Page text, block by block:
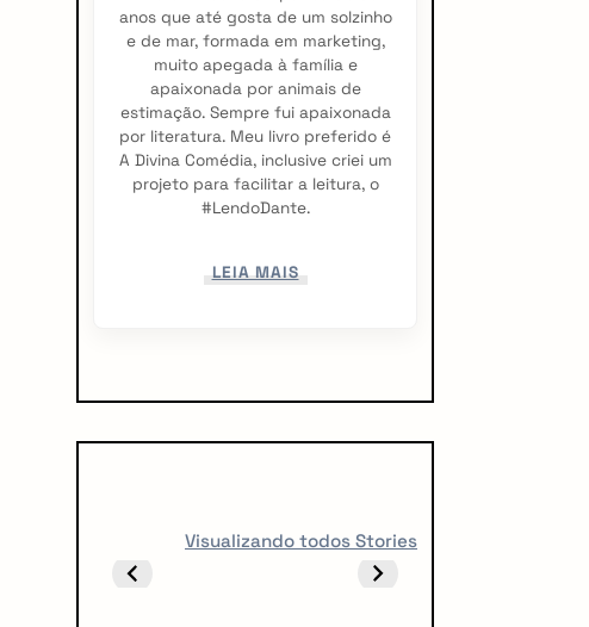
anos que até gosta de um solzinho
e de mar, formada em marketing,
muito apegada à família e
apaixonada por animais de
estimação. Sempre fui apaixonada
por literatura. Meu livro preferido é
A Divina Comédia, inclusive criei um
projeto para facilitar a leitura, o
#LendoDante.
LEIA MAIS
Visualizando todos Stories
OBCECADO
TODO CREATOR
DEVERIA LER